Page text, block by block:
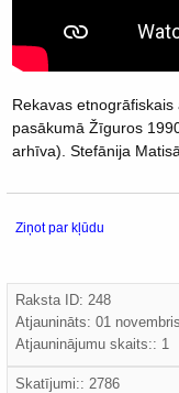
Rekavas
pasākumā Žīguros
arhīva). Stefānija
Ziņot par kļūdu
Raksta ID: 248
Atjaunināts: 01
Atjauninājumu skaits:: 1
Skatījumi:: 2786